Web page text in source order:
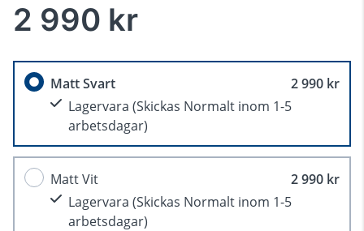
2 990 kr
Matt Svart
2 990 kr
Lagervara (Skickas Normalt inom 1-5
arbetsdagar)
Matt Vit
2 990 kr
Lagervara (Skickas Normalt inom 1-5
arbetsdagar)